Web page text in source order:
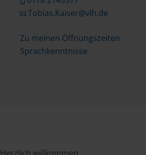
Tobias.Kaiser@vlh.de
Zu meinen Öffnungszeiten
Sprachkenntnisse